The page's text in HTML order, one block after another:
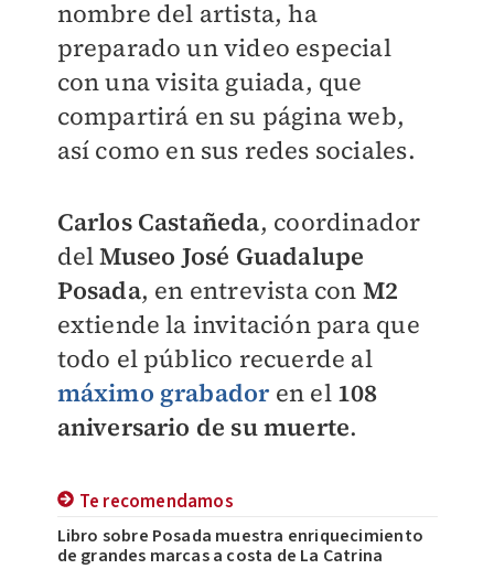
nombre del artista, ha
preparado un video especial
con una visita guiada, que
compartirá en su página web,
así como en sus redes sociales.
Carlos Castañeda, coordinador
delMuseo José Guadalupe
Posada, en entrevista con M2
extiende la invitación para que
todo el público recuerde al
máximo grabadoren el108
aniversario de su muerte.
Te recomendamos
Libro sobre Posada muestra enriquecimiento
de grandes marcas a costa de La Catrina